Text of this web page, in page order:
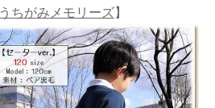
うちがみメモリーズ】